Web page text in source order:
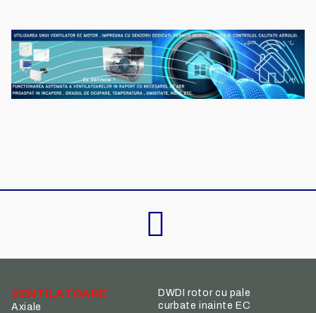
VENTILATOARE
Axiale
DWDI rotor cu pale
curbate inainte EC